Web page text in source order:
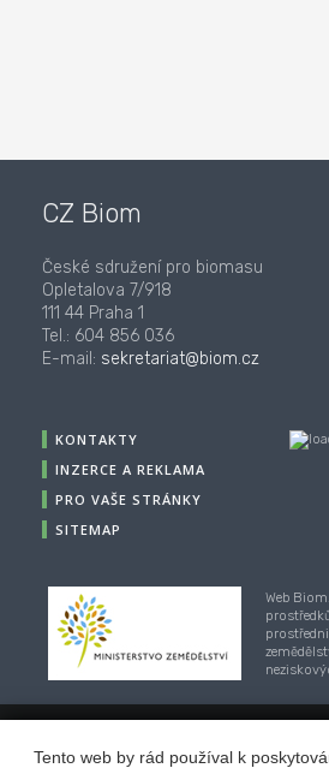
Tento web by rád používal k
CZ Biom
České sdružení pro biomasu
Opletalova 7/918
111 44 Praha 1
Tel.: 604 856 036
E-mail: sekretariat@biom.cz
KONTAKTY
INZERCE A REKLAMA
PRO VAŠE STRÁNKY
SITEMAP
Web
© 2001-2018, CZ Biom - České